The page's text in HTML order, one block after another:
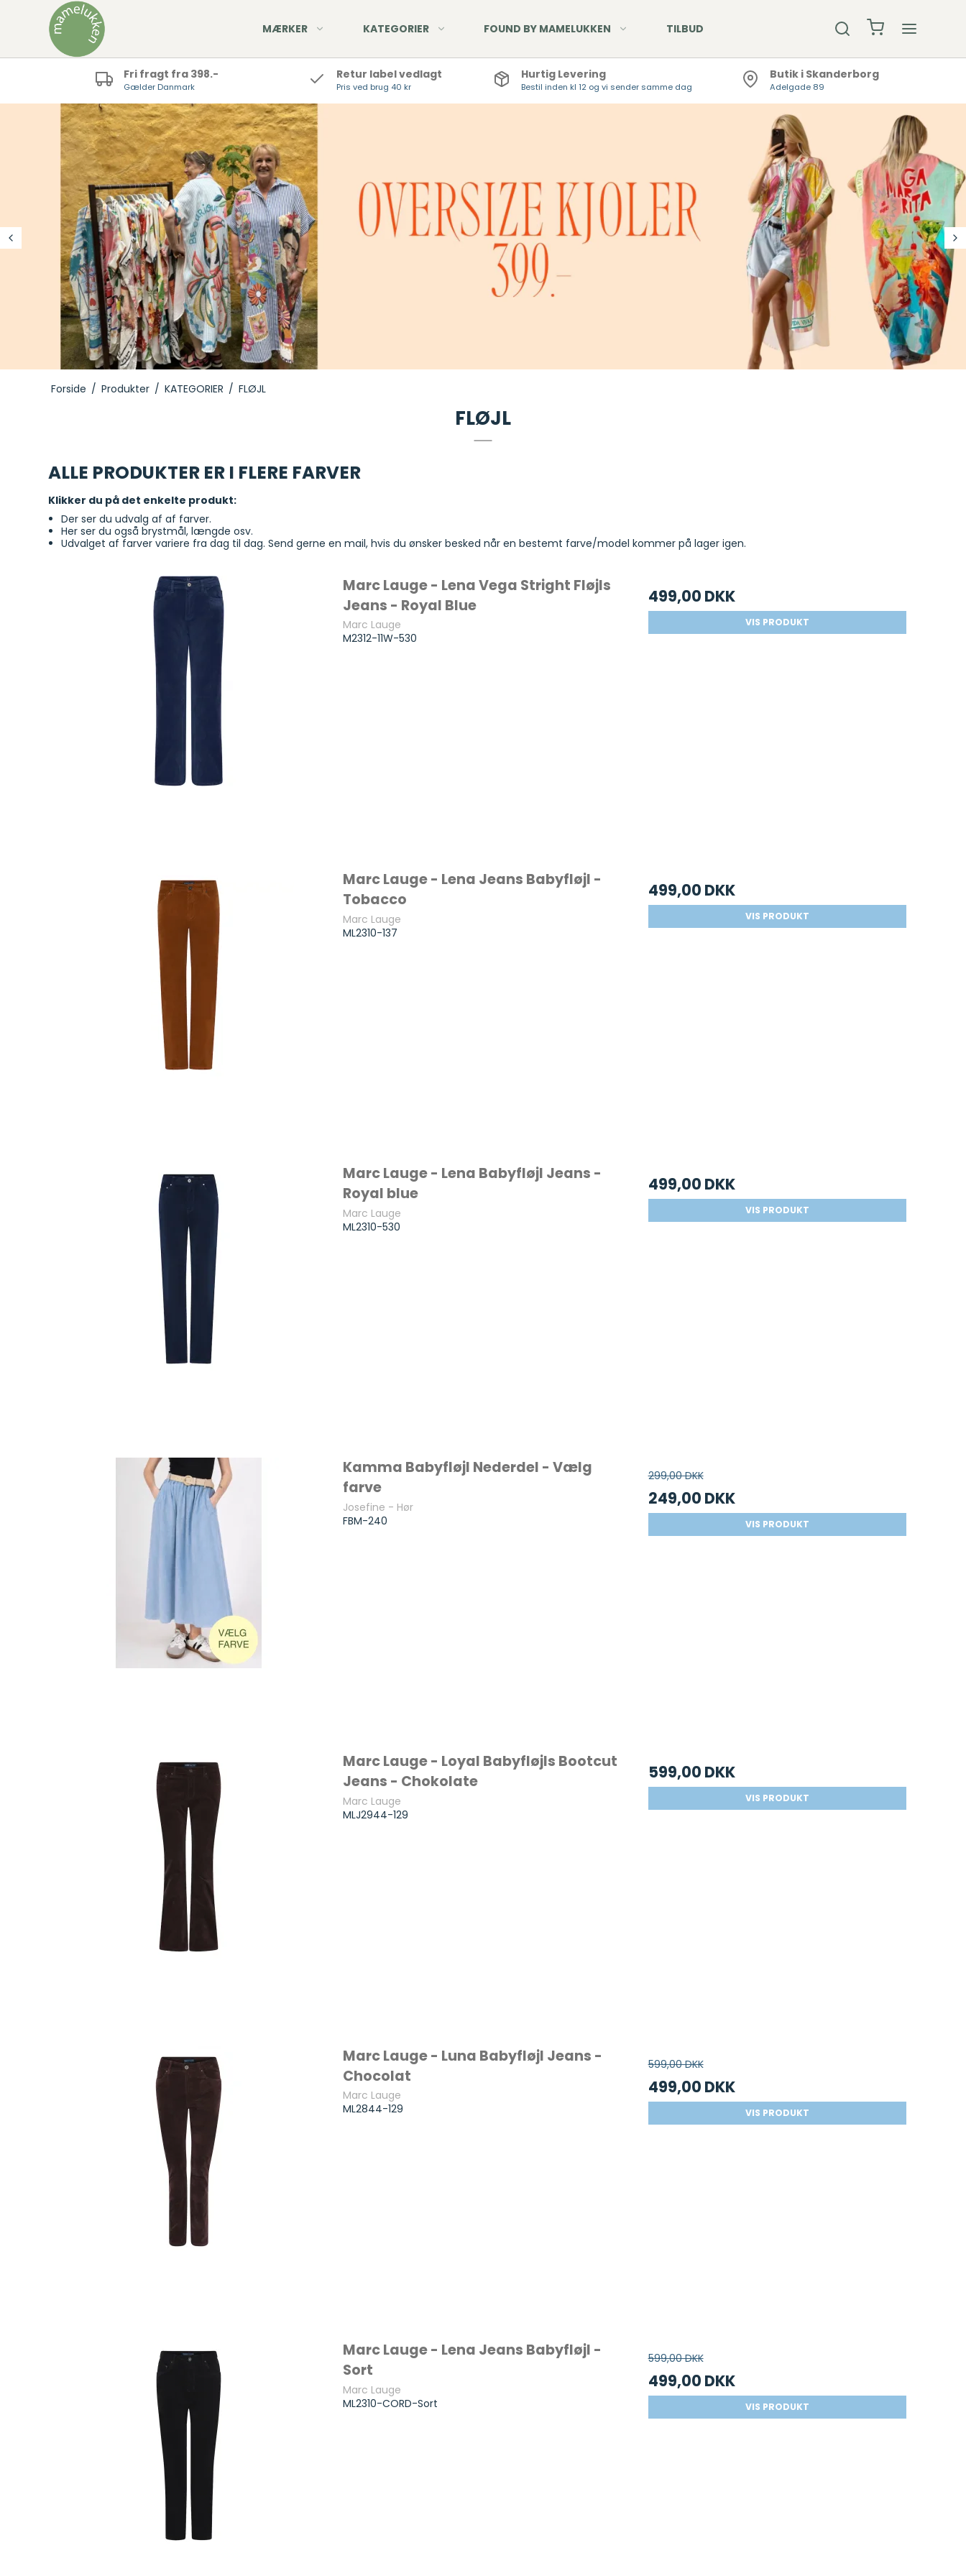
MÆRKER
Nyheder - Pont Neuf
Denim Jeans
bomuld
Toppe
Leggings
KATEGORIER
STRØMPER
TØRKLÆDER
FOUND BY MAMELUKKEN TILBUD
Fri fragt fra 398.-
Gælder Danmark
Retur label vedlagt
Pris ved brug 40 kr
Hurtig Levering
Bestil inden kl 12 og vi sender samme dag
Butik i Skanderborg
Adelgade 89
Forside / Produkter / KATEGORIER / FLØJL
FLØJL
ALLE PRODUKTER ER I FLERE FARVER
Klikker du på det enkelte produkt:
Der ser du udvalg af af farver.
Her ser du også brystmål, længde osv.
Udvalget af farver variere fra dag til dag. Send gerne en mail, hvis du ønsker besked når en bestemt farve/model kommer på lager igen.
Marc Lauge - Lena Vega Stright Fløjls
Jeans - Royal Blue
Marc Lauge
M2312-11W-530
499,00 DKK
VIS PRODUKT
Marc Lauge - Lena Jeans Babyfløjl -
Tobacco
Marc Lauge
ML2310-137
499,00 DKK
VIS PRODUKT
Marc Lauge - Lena Babyfløjl Jeans -
Royal blue
Marc Lauge
ML2310-530
499,00 DKK
VIS PRODUKT
Kamma Babyfløjl Nederdel - Vælg
farve
Josefine - Hør
FBM-240
299,00 DKK
249,00 DKK
VIS PRODUKT
Marc Lauge - Loyal Babyfløjls Bootcut
Jeans - Chokolate
Marc Lauge
MLJ2944-129
599,00 DKK
VIS PRODUKT
Marc Lauge - Luna Babyfløjl Jeans -
Chocolat
Marc Lauge
ML2844-129
599,00 DKK
499,00 DKK
VIS PRODUKT
Marc Lauge - Lena Jeans Babyfløjl -
Sort
Marc Lauge
ML2310-CORD-Sort
599,00 DKK
499,00 DKK
VIS PRODUKT